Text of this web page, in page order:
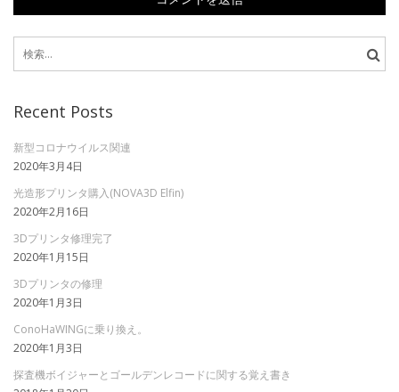
索:
Recent Posts
新型コロナウイルス関連
2020年3月4日
光造形プリンタ購入(NOVA3D Elfin)
2020年2月16日
3Dプリンタ修理完了
2020年1月15日
3Dプリンタの修理
2020年1月3日
ConoHaWINGに乗り換え。
2020年1月3日
探査機ボイジャーとゴールデンレコードに関する覚え書き